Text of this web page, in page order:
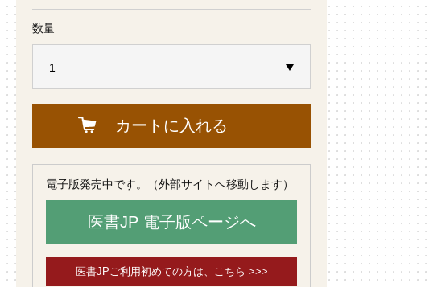
数量
カートに入れる
電子版発売中です。（外部サイトへ移動します）
医書JP 電子版ページへ
医書JPご利用初めての方は、こちら >>>